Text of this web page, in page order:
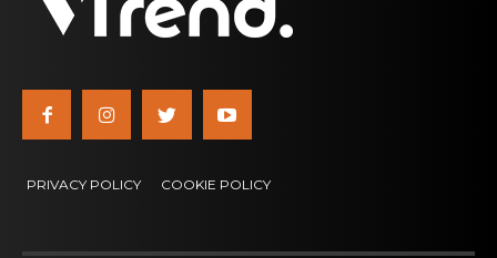
PRIVACY POLICY COOKIE POLICY